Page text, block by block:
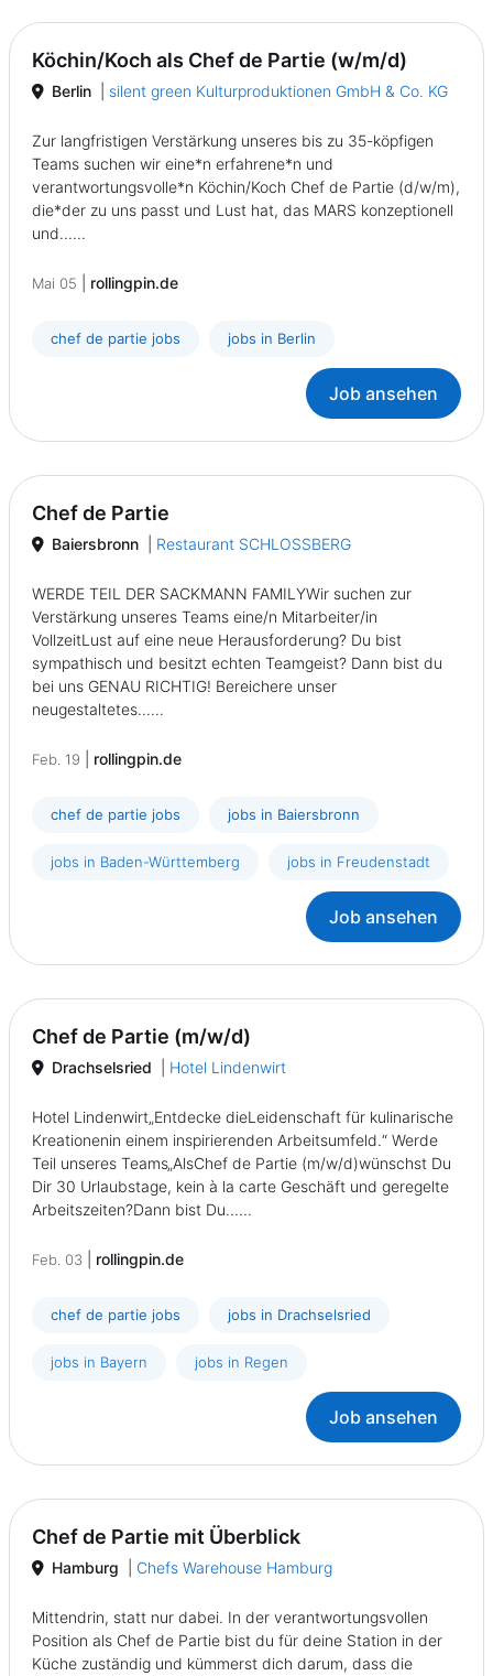
Köchin/Koch als Chef de Partie (w/m/d)
Berlin silent green Kulturproduktionen GmbH & Co. KG
Zur langfristigen Verstärkung unseres bis zu 35-köpfigen
Teams suchen wir eine*n erfahrene*n und
verantwortungsvolle*n Köchin/Koch Chef de Partie (d/w/m),
die*der zu uns passt und Lust hat, das MARS konzeptionell
und......
Mai 05 rollingpin.de
chef de partie jobs jobs in Berlin
Job ansehen
Chef de Partie
Baiersbronn Restaurant SCHLOSSBERG
WERDE TEIL DER SACKMANN FAMILYWir suchen zur
Verstärkung unseres Teams eine/n Mitarbeiter/in
VollzeitLust auf eine neue Herausforderung? Du bist
sympathisch und besitzt echten Teamgeist? Dann bist du
bei uns GENAU RICHTIG! Bereichere unser
neugestaltetes......
Feb. 19 rollingpin.de
chef de partie jobs jobs in Baiersbronn
jobs in Baden-Württemberg jobs in Freudenstadt
Job ansehen
Chef de Partie (m/w/d)
Drachselsried Hotel Lindenwirt
Hotel Lindenwirt„Entdecke dieLeidenschaft für kulinarische
Kreationenin einem inspirierenden Arbeitsumfeld.“ Werde
Teil unseres Teams„AlsChef de Partie (m/w/d)wünschst Du
Dir 30 Urlaubstage, kein à la carte Geschäft und geregelte
Arbeitszeiten?Dann bist Du......
Feb. 03 rollingpin.de
chef de partie jobs jobs in Drachselsried
jobs in Bayern jobs in Regen
Job ansehen
Chef de Partie mit Überblick
Hamburg Chefs Warehouse Hamburg
Mittendrin, statt nur dabei. In der verantwortungsvollen
Position als Chef de Partie bist du für deine Station in der
Küche zuständig und kümmerst dich darum, dass die